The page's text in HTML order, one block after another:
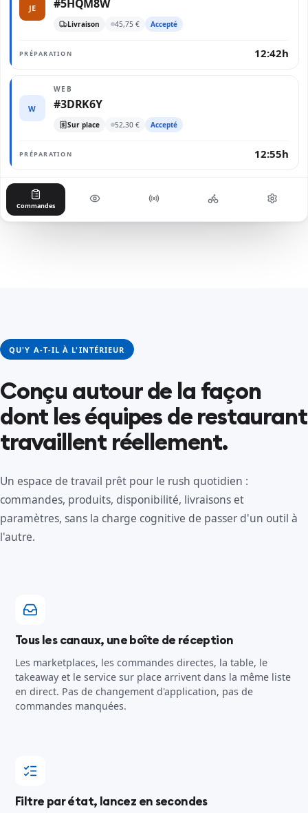
JE #5HQM8W
Livraison 45,75 € Accepté
PRÉPARATION 12:42h
W
WEB
#3DRK6Y
Sur place 52,30 € Accepté
PRÉPARATION 12:55h
Commandes
QU'Y A-T-IL À L'INTÉRIEUR
Conçu autour de la façon
dont les équipes de restaurant
travaillent réellement.
Un espace de travail prêt pour le rush quotidien :
commandes, produits, disponibilité, livraisons et
paramètres, sans la charge cognitive de passer d'un outil à
l'autre.
Tous les canaux, une boîte de réception
Les marketplaces, les commandes directes, la table, le
takeaway et le service sur place arrivent dans la même liste
en direct. Pas de changement d'application, pas de
commandes manquées.
Filtre par état, lancez en secondes